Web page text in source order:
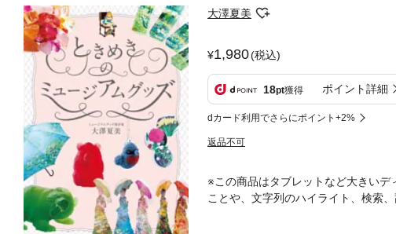
大澤夏美
1,980(税込)
18pt獲得 ポイント詳細
dカード利用でさらにポイント+2%
返品不可
※この商品はタブレットなど大きいデ
ことや、文字列のハイライト、検索
ミュージアムグッズを紹介。美術館